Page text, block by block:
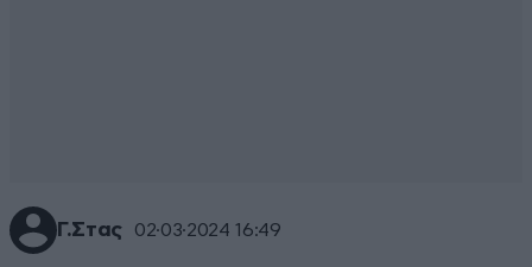
Γ.Στας 02·03·2024 16:49